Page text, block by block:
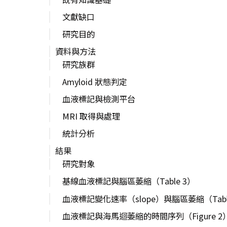
文獻缺口
研究目的
資料與方法
研究族群
Amyloid 狀態判定
血液標記與檢測平台
MRI 取得與處理
統計分析
結果
研究對象
基線血液標記與腦區萎縮（Table 3）
血液標記變化速率（slope）與腦區萎縮（
血液標記與海馬迴萎縮的時間序列（Figure 2）